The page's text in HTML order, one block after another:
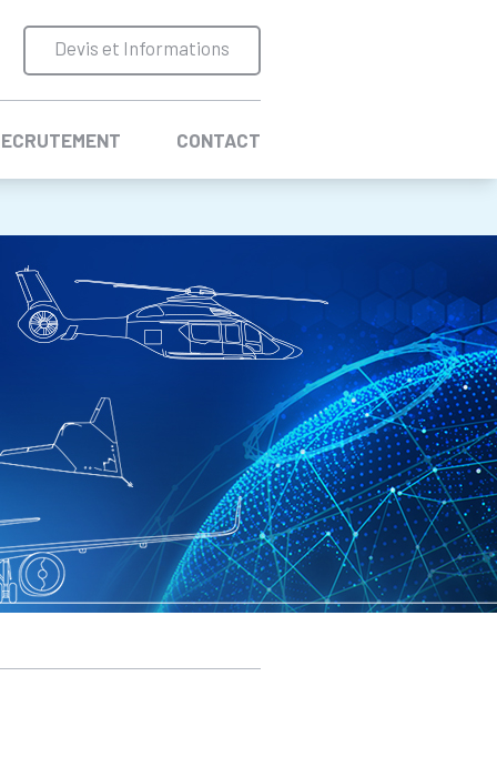
CONTACT
Devis et Informations